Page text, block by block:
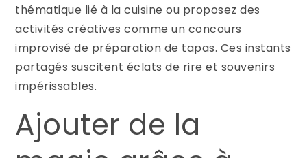
thématique lié à la cuisine ou proposez des
activités créatives comme un concours
improvisé de préparation de tapas. Ces instants
partagés suscitent éclats de rire et souvenirs
impérissables.
Ajouter de la